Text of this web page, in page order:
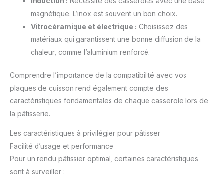
magnétique. L’inox est souvent un bon choix.
Vitrocéramique et électrique : Choisissez des
matériaux qui garantissent une bonne diffusion de la
chaleur, comme l’aluminium renforcé.
Comprendre l’importance de la compatibilité avec vos
plaques de cuisson rend également compte des
caractéristiques fondamentales de chaque casserole lors de
la pâtisserie.
Les caractéristiques à privilégier pour pâtisser
Facilité d’usage et performance
Pour un rendu pâtissier optimal, certaines caractéristiques
sont à surveiller :